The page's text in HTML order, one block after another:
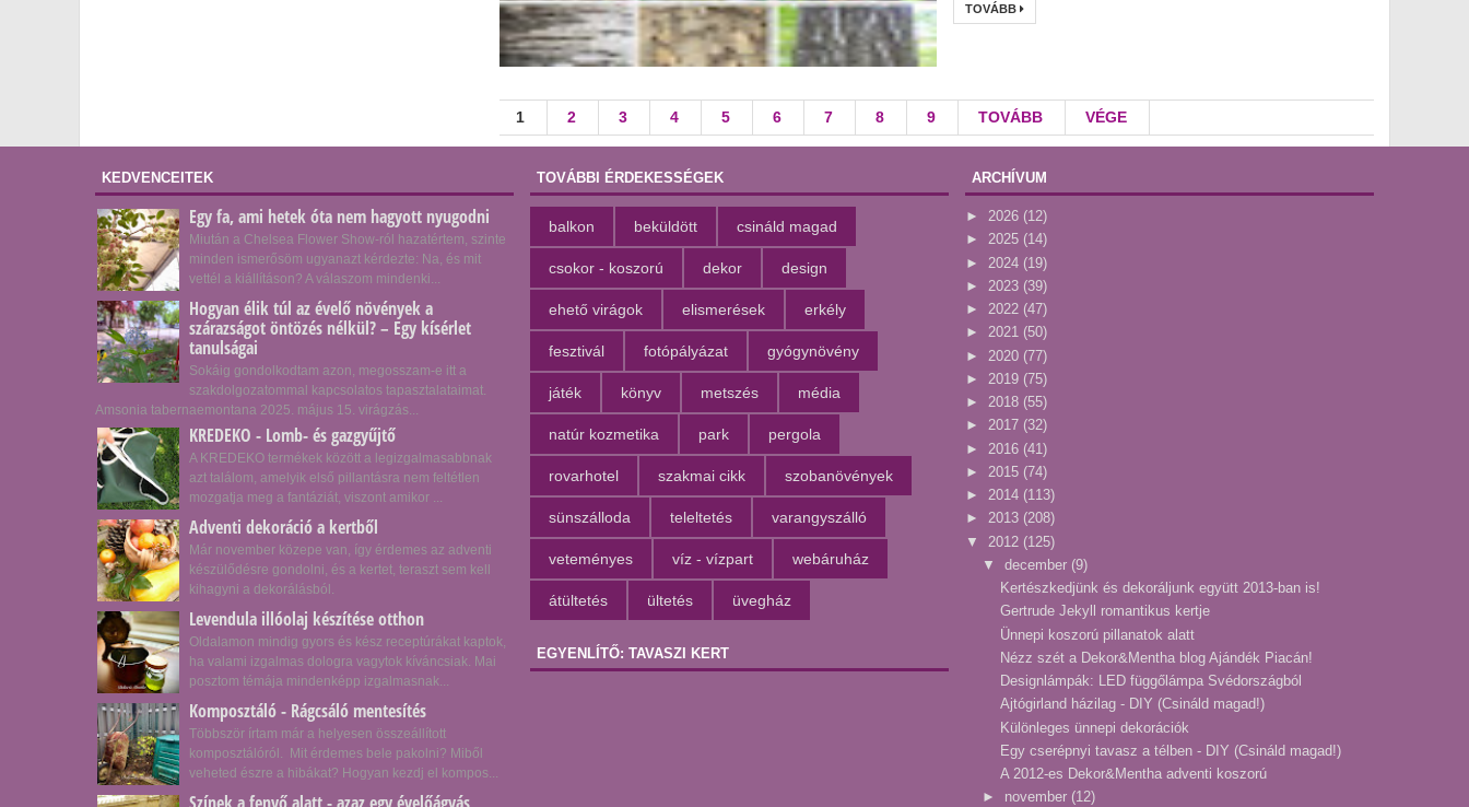
TOVÁBB
1 2 3 4 5 6 7 8 9 TOVÁBB VÉGE
KEDVENCEITEK
Egy fa, ami hetek óta nem hagyott nyugodni
Miután a Chelsea Flower Show-ról hazatértem, szinte
minden ismerősöm ugyanazt kérdezte: Na, és mit
vettél a kiállításon? A válaszom mindenki...
Hogyan élik túl az évelő növények a
szárazságot öntözés nélkül? – Egy kísérlet
tanulságai
Sokáig gondolkodtam azon, megosszam-e itt a
szakdolgozatommal kapcsolatos tapasztalataimat.
Amsonia tabernaemontana 2025. május 15. virágzás...
KREDEKO - Lomb- és gazgyűjtő
A KREDEKO termékek között a legizgalmasabbnak
azt találom, amelyik első pillantásra nem feltétlen
mozgatja meg a fantáziát, viszont amikor ...
Adventi dekoráció a kertből
Már november közepe van, így érdemes az adventi
készülődésre gondolni, és a kertet, teraszt sem kell
kihagyni a dekorálásból.
Levendula illóolaj készítése otthon
Oldalamon mindig gyors és kész receptúrákat kaptok,
ha valami izgalmas dologra vagytok kíváncsiak. Mai
posztom témája mindenképp izgalmasnak...
Komposztáló - Rágcsáló mentesítés
Többször írtam már a helyesen összeállított
komposztálóról. Mit érdemes bele pakolni? Miből
veheted észre a hibákat? Hogyan kezdj el kompos...
TOVÁBBI ÉRDEKESSÉGEK
balkon beküldött csináld magad
csokor - koszorú dekor design
ehető virágok elismerések erkély
fesztivál fotópályázat gyógynövény
játék könyv metszés média
natúr kozmetika park pergola
rovarhotel szakmai cikk szobanövények
sünszálloda teleltetés varangyszálló
veteményes víz - vízpart webáruház
átültetés ültetés üvegház
EGYENLÍTŐ: TAVASZI KERT
ARCHÍVUM
► 2026 (12)
► 2025 (14)
► 2024 (19)
► 2023 (39)
► 2022 (47)
► 2021 (50)
► 2020 (77)
► 2019 (75)
► 2018 (55)
► 2017 (32)
► 2016 (41)
► 2015 (74)
► 2014 (113)
► 2013 (208)
▼ 2012 (125)
▼december (9)
Kertészkedjünk és dekoráljunk együtt 2013-ban is!
Gertrude Jekyll romantikus kertje
Ünnepi koszorú pillanatok alatt
Nézz szét a Dekor&Mentha blog Ajándék Piacán!
Designlámpák: LED függőlámpa Svédországból
Ajtógirland házilag - DIY (Csináld magad!)
Különleges ünnepi dekorációk
Egy cserépnyi tavasz a télben - DIY (Csináld magad!)
A 2012-es Dekor&Mentha adventi koszorú
► november (12)